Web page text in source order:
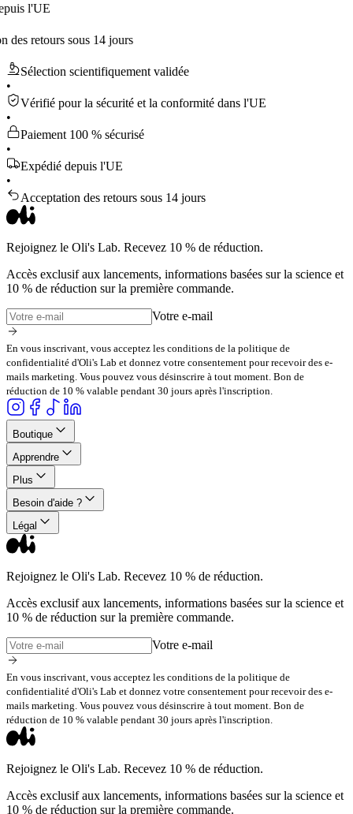
sous 14 jours
Sélection scientifiquement validée
•
Vérifié pour la sécurité et la conformité dans l'UE
•
Paiement 100 % sécurisé
•
Expédié depuis l'UE
•
Acceptation des retours sous 14 jours
Rejoignez le Oli's Lab. Recevez 10 % de réduction.
Accès exclusif aux lancements, informations basées sur la science et
10 % de réduction sur la première commande.
Votre e-mail
En vous inscrivant, vous acceptez les conditions de la politique de
confidentialité d'Oli's Lab et donnez votre consentement pour recevoir des e-
mails marketing. Vous pouvez vous désinscrire à tout moment. Bon de
réduction de 10 % valable pendant 30 jours après l'inscription.
Boutique
Apprendre
Plus
Besoin d'aide ?
Légal
Rejoignez le Oli's Lab. Recevez 10 % de réduction.
Accès exclusif aux lancements, informations basées sur la science et
10 % de réduction sur la première commande.
Votre e-mail
En vous inscrivant, vous acceptez les conditions de la politique de
confidentialité d'Oli's Lab et donnez votre consentement pour recevoir des e-
mails marketing. Vous pouvez vous désinscrire à tout moment. Bon de
réduction de 10 % valable pendant 30 jours après l'inscription.
Rejoignez le Oli's Lab. Recevez 10 % de réduction.
Accès exclusif aux lancements, informations basées sur la science et
10 % de réduction sur la première commande.